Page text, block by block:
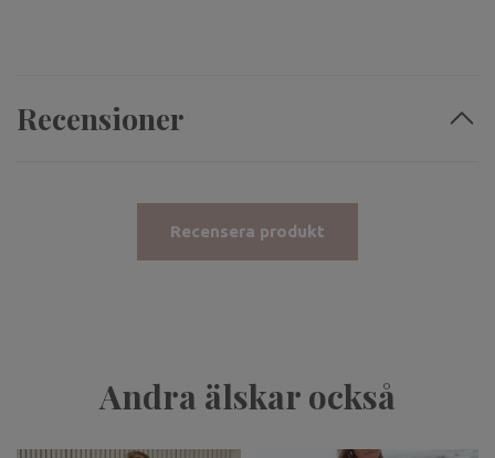
Recensioner
Recensera produkt
Andra älskar också